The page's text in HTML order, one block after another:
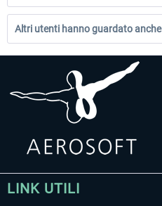
Altri utenti hanno guardato anche
LINK UTILI